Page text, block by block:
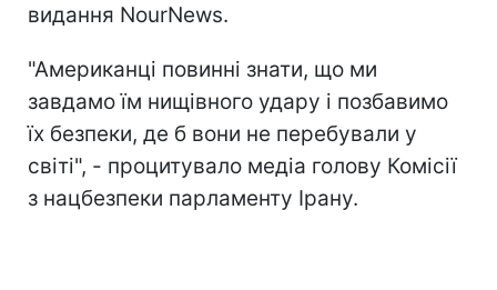
видання NourNews.
"Американці повинні знати, що ми
завдамо їм нищівного удару і позбавимо
їх безпеки, де б вони не перебували у
світі", - процитувало медіа голову Комісії
з нацбезпеки парламенту Ірану.